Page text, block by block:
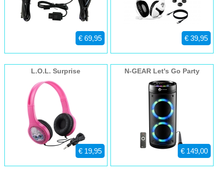
€ 69,95 € 39,95
L.O.L. Surprise
€ 19,95
N-GEAR Let's Go Party
Speaker 26R
€ 149,00